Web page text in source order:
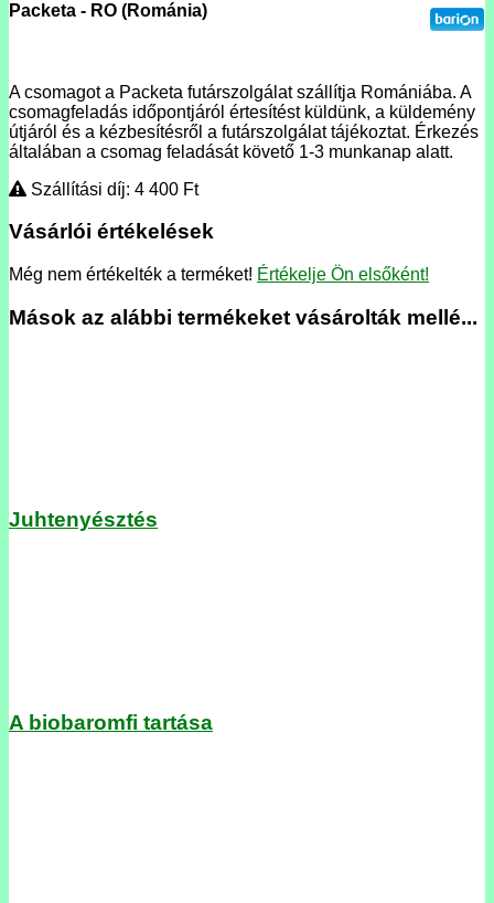
Packeta - RO (Románia)
A csomagot a Packeta futárszolgálat szállítja Romániába. A
csomagfeladás időpontjáról értesítést küldünk, a küldemény
útjáról és a kézbesítésről a futárszolgálat tájékoztat. Érkezés
általában a csomag feladását követő 1-3 munkanap alatt.
Szállítási díj: 4 400 Ft
Vásárlói értékelések
Még nem értékelték a terméket! Értékelje Ön elsőként!
Mások az alábbi termékeket vásárolták mellé...
Juhtenyésztés
A biobaromfi tartása